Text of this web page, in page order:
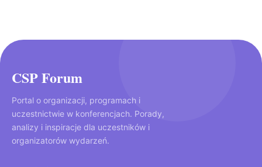
CSP Forum
Portal o organizacji, programach i
uczestnictwie w konferencjach. Porady,
analizy i inspiracje dla uczestników i
organizatorów wydarzeń.